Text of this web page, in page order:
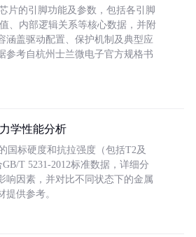
片的引脚功能及参数，包括各引脚
、内部逻辑关系等核心数据，并附
涵盖驱动配置、保护机制及典型应
参考自杭州士兰微电子官方规格书
学性能分析
国标硬度和抗拉强度（包括T2及
T 5231-2012标准数据，详细分
响因素，并对比不同状态下的金属
提供参考。